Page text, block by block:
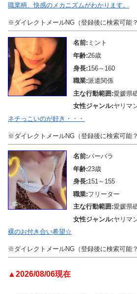
職業柄、快感のメカニズムがわかります。
※ダイレクトメールNG（登録後に検索可能？
名前: ミント
年齢:26歳
身長:156～160
職業:派遣関係
主な行動範囲:愛媛県
女性ジャンル:ヤリマ
ネチっこいのが好き・・・
※ダイレクトメールNG（登録後に検索可能？
名前:バーバラ
年齢:23歳
身長:151～155
職業:フリーター
主な行動範囲:愛媛県
女性ジャンル:ヤリマ
裸のお付き合い希望☆
※ダイレクトメールNG（登録後に検索可能？
▲2026/08/06現在